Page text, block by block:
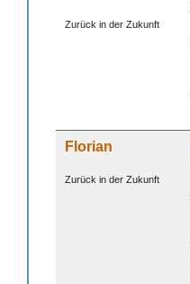
Zurück in der Zukunft
Florian
Zurück in der Zukunft